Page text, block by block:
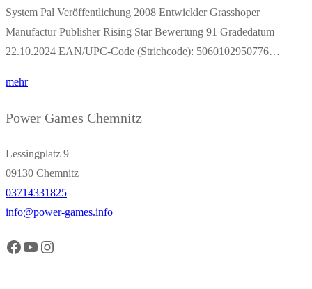
System Pal Veröffentlichung 2008 Entwickler Grasshoper
Manufactur Publisher Rising Star Bewertung 91 Gradedatum
22.10.2024 EAN/UPC-Code (Strichcode): 5060102950776…
mehr
Power Games Chemnitz
Lessingplatz 9
09130 Chemnitz
03714331825
info@power-games.info
Facebook Power Games Chemnitz
YouTube Power Games Chemnitz
Instagram Power Games Chemnitz